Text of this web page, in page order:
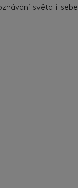
světa i sebe